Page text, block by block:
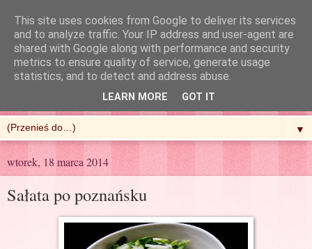
R'n'G Kitchen
▼
wtorek, 18 marca 2014
Sałata po poznańsku
This site uses cookies from Google to deliver its services
and to analyze traffic. Your IP address and user-agent are
shared with Google along with performance and security
metrics to ensure quality of service, generate usage
statistics, and to detect and address abuse.
LEARN MORE GOT IT